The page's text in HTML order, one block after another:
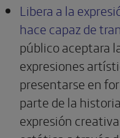
Libera a la
hace capaz de
público aceptara
expresiones
presentarse en
parte de la
expresión